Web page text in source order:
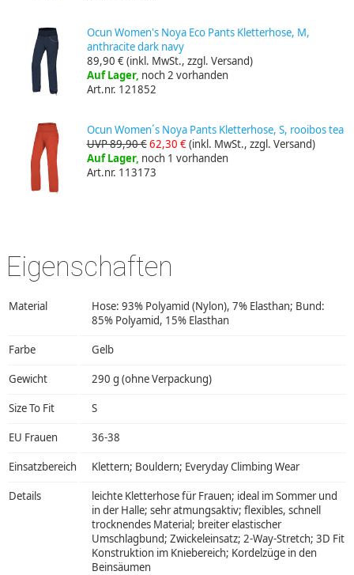
Ocun Women's Noya Eco Pants Kletterhose, M,
anthracite dark navy
89,90 €(inkl. MwSt., zzgl. Versand)
Auf Lager, noch 2 vorhanden
Art.nr. 121852
Ocun Women´s Noya Pants Kletterhose, S, rooibos tea
UVP 89,90 €62,30 €(inkl. MwSt., zzgl. Versand)
Auf Lager, noch 1 vorhanden
Art.nr. 113173
Eigenschaften
Material
Hose: 93% Polyamid (Nylon), 7% Elasthan; Bund:
85% Polyamid, 15% Elasthan
Farbe Gelb
Gewicht 290 g (ohne Verpackung)
Size To Fit S
EU Frauen 36-38
Einsatzbereich Klettern; Bouldern; Everyday Climbing Wear
Details
leichte Kletterhose für Frauen; ideal im Sommer und
in der Halle; sehr atmungsaktiv; flexibles, schnell
trocknendes Material; breiter elastischer
Umschlagbund; Zwickeleinsatz; 2-Way-Stretch; 3D Fit
Konstruktion im Kniebereich; Kordelzüge in den
Beinsäumen